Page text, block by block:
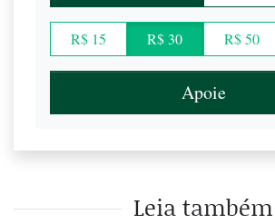
R$ 15 R$ 30 R$ 50
Apoie
Leia também